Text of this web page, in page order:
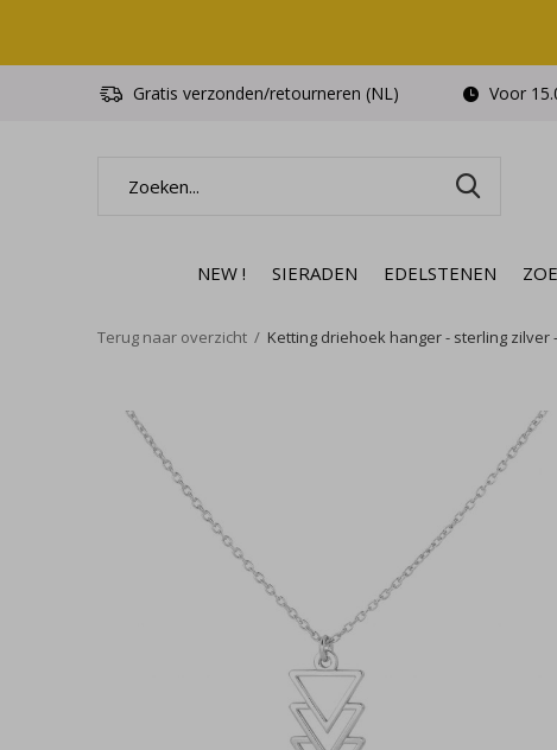
NEW ! SIERADEN EDELSTENEN
Gratis verzonden/retourneren (NL) Voor
Terug naar overzicht Ketting driehoek hanger - sterling zilver -